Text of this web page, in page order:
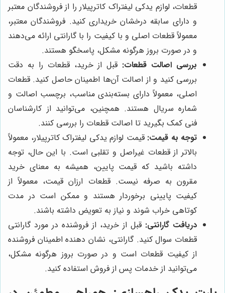
قطعات، لوازم یدکی لیفتراک کاترپیلار را از فروشندگان معتبر
و دارای سابقه درخشان خریداری کنید. فروشندگان معتبر،
معمولاً قطعات اصلی و با کیفیت را با گارانتی ارائه می‌دهند
و در صورت بروز هرگونه مشکل، پاسخگو هستند.
بررسی اصالت قطعات: قبل از خرید، قطعات را به دقت
بررسی کنید و از اصالت آن‌ها اطمینان حاصل کنید. قطعات
اصلی، معمولاً دارای بسته‌بندی مناسب، برچسب اصالت و
شماره سریال هستند. همچنین، می‌توانید از کارشناسان
فنی کمک بگیرید تا اصالت قطعات را بررسی کنند.
توجه به قیمت: قیمت لوازم یدکی لیفتراک کاترپیلار، معمولاً
بالاتر از قطعات غیراصل و تقلبی است. با این حال، توجه
داشته باشید که قیمت پایین، همیشه به معنای خرید
مقرون به صرفه نیست. قطعات ارزان قیمت، معمولاً از
کیفیت پایینی برخوردار هستند و ممکن است در مدت
کوتاهی خراب شوند و نیاز به تعویض داشته باشند.
دریافت گارانتی: قبل از خرید، از فروشنده در مورد گارانتی
قطعات سوال کنید. گارانتی، نشان دهنده اطمینان فروشنده
از کیفیت قطعات است و در صورت بروز هرگونه مشکل،
می‌توانید از خدمات پس از فروش استفاده کنید.